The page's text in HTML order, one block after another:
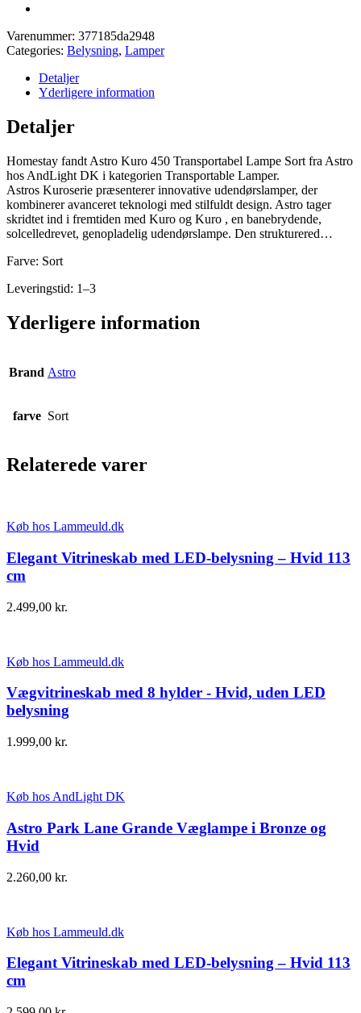
Varenummer: 377185da2948
Categories: Belysning, Lamper
Detaljer
Yderligere information
Detaljer
Homestay fandt Astro Kuro 450 Transportabel Lampe Sort fra Astro
hos AndLight DK i kategorien Transportable Lamper.
Astros Kuroserie præsenterer innovative udendørslamper, der
kombinerer avanceret teknologi med stilfuldt design. Astro tager
skridtet ind i fremtiden med Kuro og Kuro , en banebrydende,
solcelledrevet, genopladelig udendørslampe. Den strukturered…
Farve: Sort
Leveringstid: 1–3
Yderligere information
Brand Astro
farve Sort
Relaterede varer
Køb hos Lammeuld.dk
Elegant Vitrineskab med LED-belysning – Hvid 113
cm
2.499,00 kr.
Køb hos Lammeuld.dk
Vægvitrineskab med 8 hylder - Hvid, uden LED
belysning
1.999,00 kr.
Køb hos AndLight DK
Astro Park Lane Grande Væglampe i Bronze og
Hvid
2.260,00 kr.
Køb hos Lammeuld.dk
Elegant Vitrineskab med LED-belysning – Hvid 113
cm